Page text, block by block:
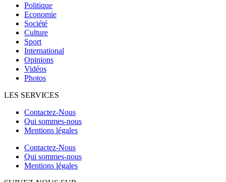
Politique
Economie
Société
Culture
Sport
International
Opinions
Vidéos
Photos
LES SERVICES
Contactez-Nous
Qui sommes-nous
Mentions légales
Contactez-Nous
Qui sommes-nous
Mentions légales